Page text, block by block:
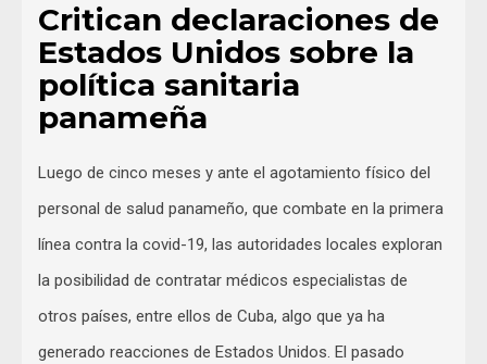
Critican declaraciones de
Estados Unidos sobre la
política sanitaria
panameña
Luego de cinco meses y ante el agotamiento físico del
personal de salud panameño, que combate en la primera
línea contra la covid-19, las autoridades locales exploran
la posibilidad de contratar médicos especialistas de
otros países, entre ellos de Cuba, algo que ya ha
generado reacciones de Estados Unidos. El pasado